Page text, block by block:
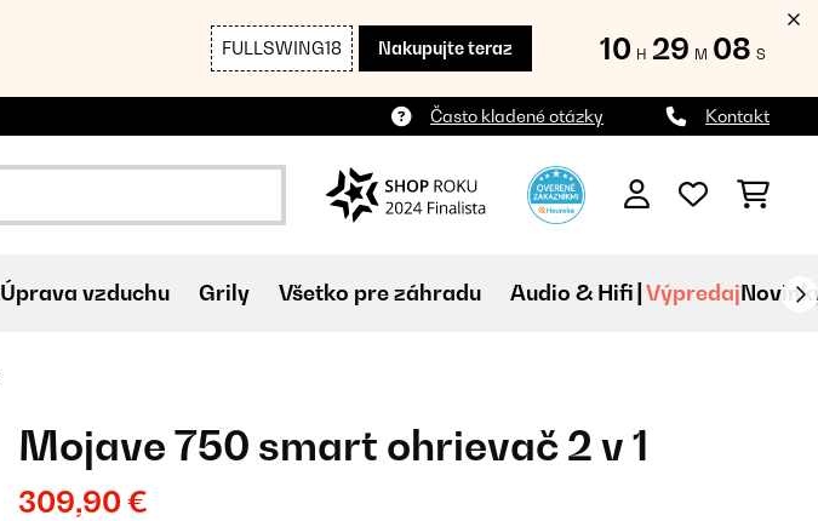
FULLSWING18 Nakupujte teraz 10 H 29 M 07 S
Často kladené otázky Kontakt
Úprava vzduchu Grily Všetko pre záhradu Audio & Hifi Výpredaj
Mojave 750 smart ohrievač 2 v 1
309,90 €